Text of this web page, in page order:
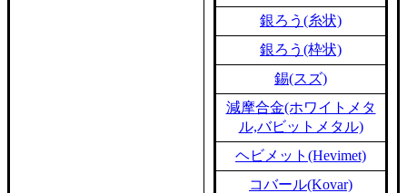
銀ろう(糸状)
銀ろう(枠状)
錫(スズ)
減摩合金(ホワイトメタ
ル,バビットメタル)
ヘビメット(Hevimet)
コバール(Kovar)